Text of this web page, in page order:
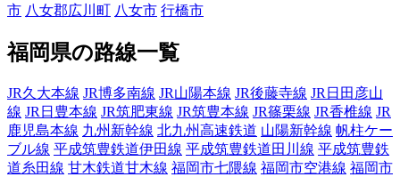
市 八女郡広川町 八女市 行橋市
福岡県の路線一覧
JR久大本線 JR博多南線 JR山陽本線 JR後藤寺線 JR日田彦山
線 JR日豊本線 JR筑肥東線 JR筑豊本線 JR篠栗線 JR香椎線 JR
鹿児島本線 九州新幹線 北九州高速鉄道 山陽新幹線 帆柱ケー
ブル線 平成筑豊鉄道伊田線 平成筑豊鉄道田川線 平成筑豊鉄
道糸田線 甘木鉄道甘木線 福岡市七隈線 福岡市空港線 福岡市